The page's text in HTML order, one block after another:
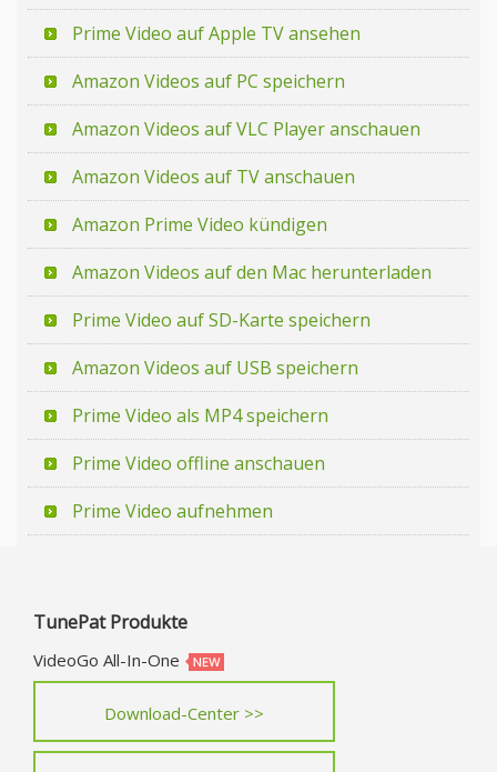
Prime Video auf Apple TV ansehen
Amazon Videos auf PC speichern
Amazon Videos auf VLC Player anschauen
Amazon Videos auf TV anschauen
Amazon Prime Video kündigen
Amazon Videos auf den Mac herunterladen
Prime Video auf SD-Karte speichern
Amazon Videos auf USB speichern
Prime Video als MP4 speichern
Prime Video offline anschauen
Prime Video aufnehmen
TunePat Produkte
VideoGo All-In-One
Download-Center >>